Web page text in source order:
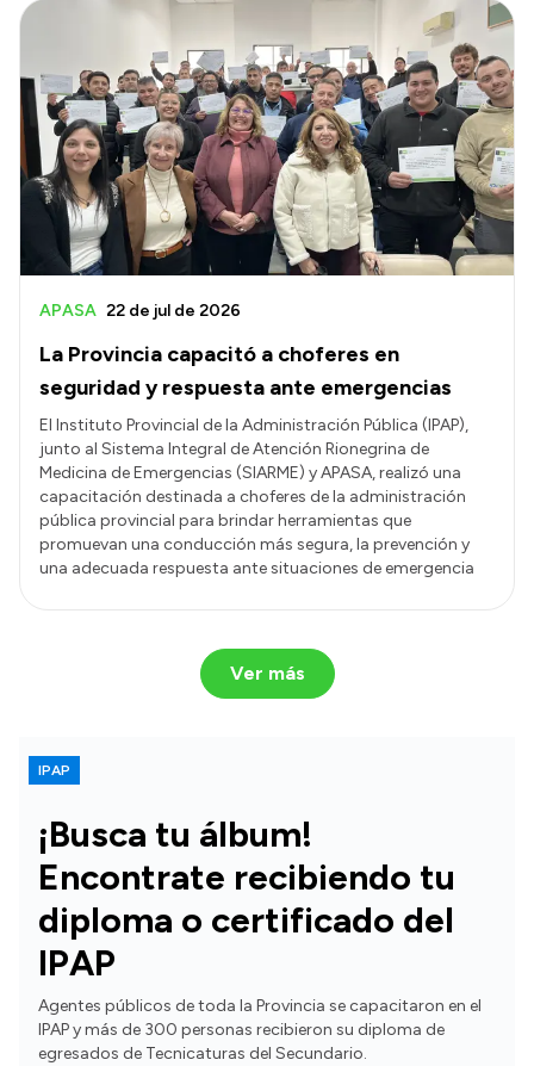
La Provincia capacitó a choferes en
seguridad y respuesta ante emergencias
APASA 22 de jul de 2026
El Instituto Provincial de la Administración Pública (IPAP),
junto al Sistema Integral de Atención Rionegrina de
Medicina de Emergencias (SIARME) y APASA, realizó una
capacitación destinada a choferes de la administración
pública provincial para brindar herramientas que
promuevan una conducción más segura, la prevención y
una adecuada respuesta ante situaciones de emergencia
Ver más
¡Busca tu álbum!
Encontrate recibiendo tu
diploma o certificado del
IPAP
IPAP
Agentes públicos de toda la Provincia se capacitaron en el
IPAP y más de 300 personas recibieron su diploma de
egresados de Tecnicaturas del Secundario.